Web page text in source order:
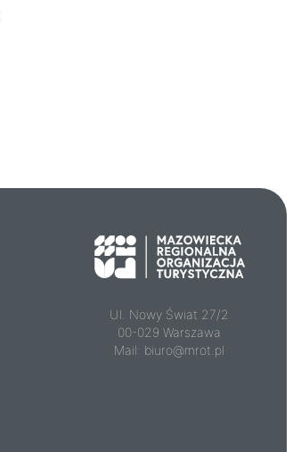
Ul. Nowy Świat 27/2
00-029 Warszawa
Mail: biuro@mrot.pl